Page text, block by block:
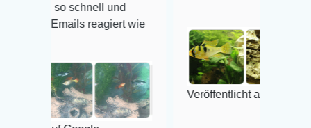
schnell und
reagiert wie
Veröffentlicht auf Google